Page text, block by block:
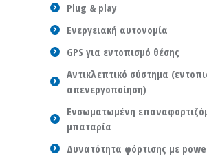
Plug & play
Ενεργειακή αυτονομία
GPS για εντοπισμό θέσης
Αντικλεπτικό σύστημα
απενεργοποίηση)
Ενσωματωμένη
μπαταρία
Δυνατότητα φόρτισης με